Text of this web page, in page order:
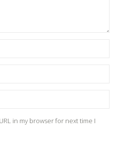
in my browser for next time I